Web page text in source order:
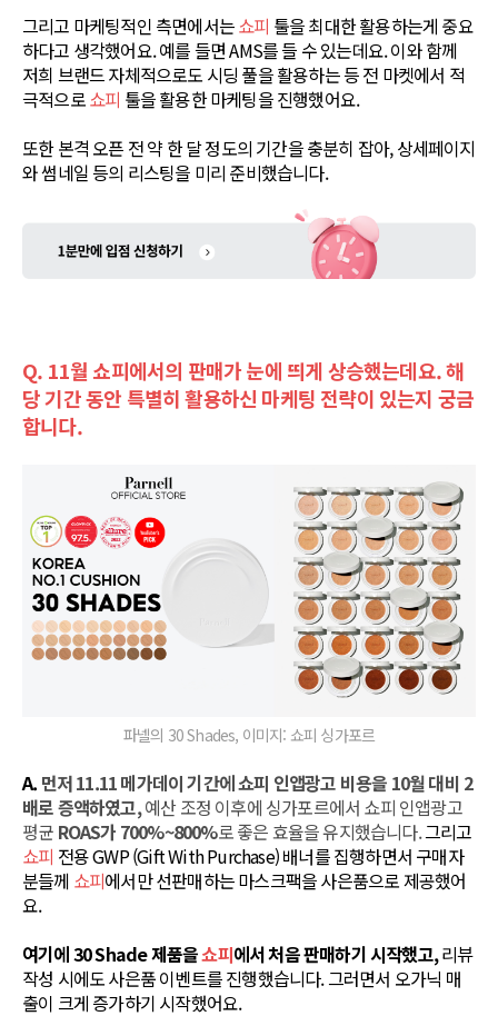
그리고 마케팅적인 측면에서는쇼피 툴을 최대한 활용하는게 중요
하다고 생각했어요. 예를 들면 AMS를 들 수 있는데요. 이와 함께
저희 브랜드 자체적으로도 시딩 풀을 활용하는 등 전 마켓에서 적
극적으로쇼피 툴을 활용한 마케팅을 진행했어요.
또한 본격 오픈 전 약 한 달 정도의 기간을 충분히 잡아, 상세페이지
와 썸네일 등의 리스팅을 미리 준비했습니다.
Q. 11월 쇼피에서의 판매가 눈에 띄게 상승했는데요. 해
당 기간 동안 특별히 활용하신 마케팅 전략이 있는지 궁금
합니다.
파넬의 30 Shades, 이미지: 쇼피 싱가포르
A. 먼저 11.11 메가데이 기간에 쇼피 인앱광고 비용을 10월 대비 2
배로 증액하였고, 예산 조정 이후에 싱가포르에서 쇼피 인앱광고
평균 ROAS가 700%~800%로 좋은 효율을 유지했습니다. 그리고
쇼피 전용 GWP (Gift With Purchase) 배너를 집행하면서 구매자
분들께 쇼피에서만 선판매하는 마스크팩을 사은품으로 제공했어
요.
여기에 30 Shade 제품을쇼피에서 처음 판매하기 시작했고,리뷰
작성 시에도 사은품 이벤트를 진행했습니다. 그러면서 오가닉 매
출이 크게 증가하기 시작했어요.